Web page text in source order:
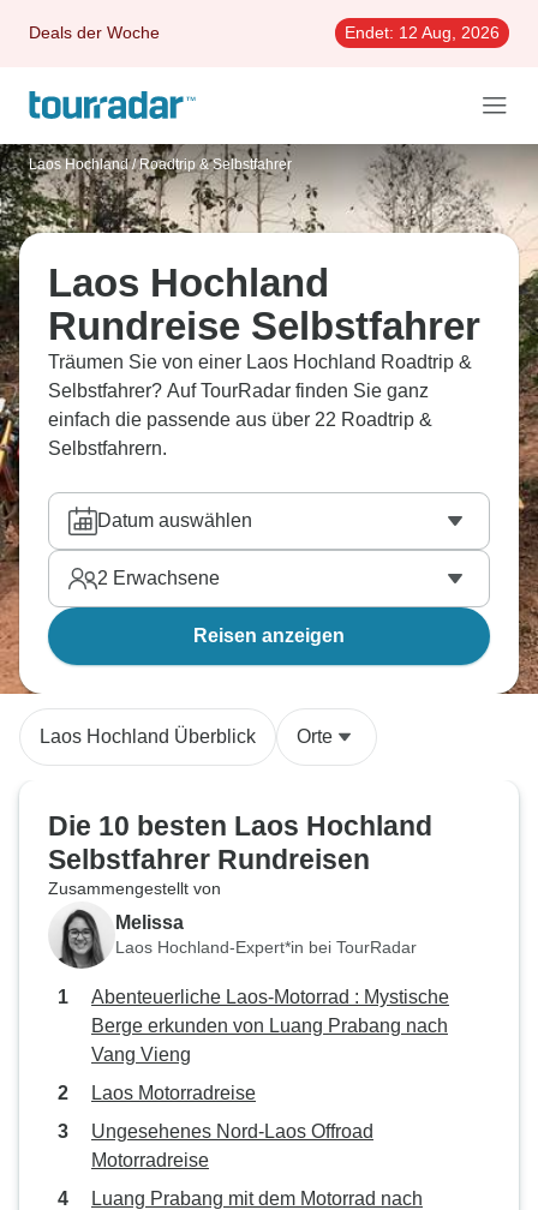
Deals der Woche Endet: 12 Aug, 2026
Laos Hochland / Roadtrip & Selbstfahrer
Laos Hochland
Rundreise Selbstfahrer
Träumen Sie von einer Laos Hochland Roadtrip &
Selbstfahrer? Auf TourRadar finden Sie ganz
einfach die passende aus über 22 Roadtrip &
Selbstfahrern.
Datum auswählen
2 Erwachsene
Reisen anzeigen
Laos Hochland Überblick Orte
Die 10 besten Laos Hochland
Selbstfahrer Rundreisen
Zusammengestellt von
Melissa
Laos Hochland-Expert*in bei TourRadar
Abenteuerliche Laos-Motorrad : Mystische
Berge erkunden von Luang Prabang nach
Vang Vieng
Laos Motorradreise
Ungesehenes Nord-Laos Offroad
Motorradreise
Luang Prabang mit dem Motorrad nach